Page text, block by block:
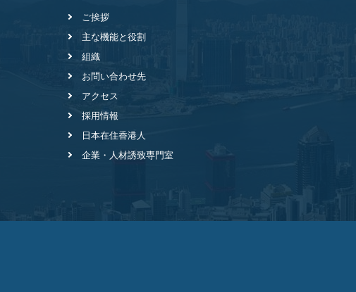
ご挨拶
主な機能と役割
組織
お問い合わせ先
アクセス
採用情報
日本在住香港人
企業・人材誘致専門室